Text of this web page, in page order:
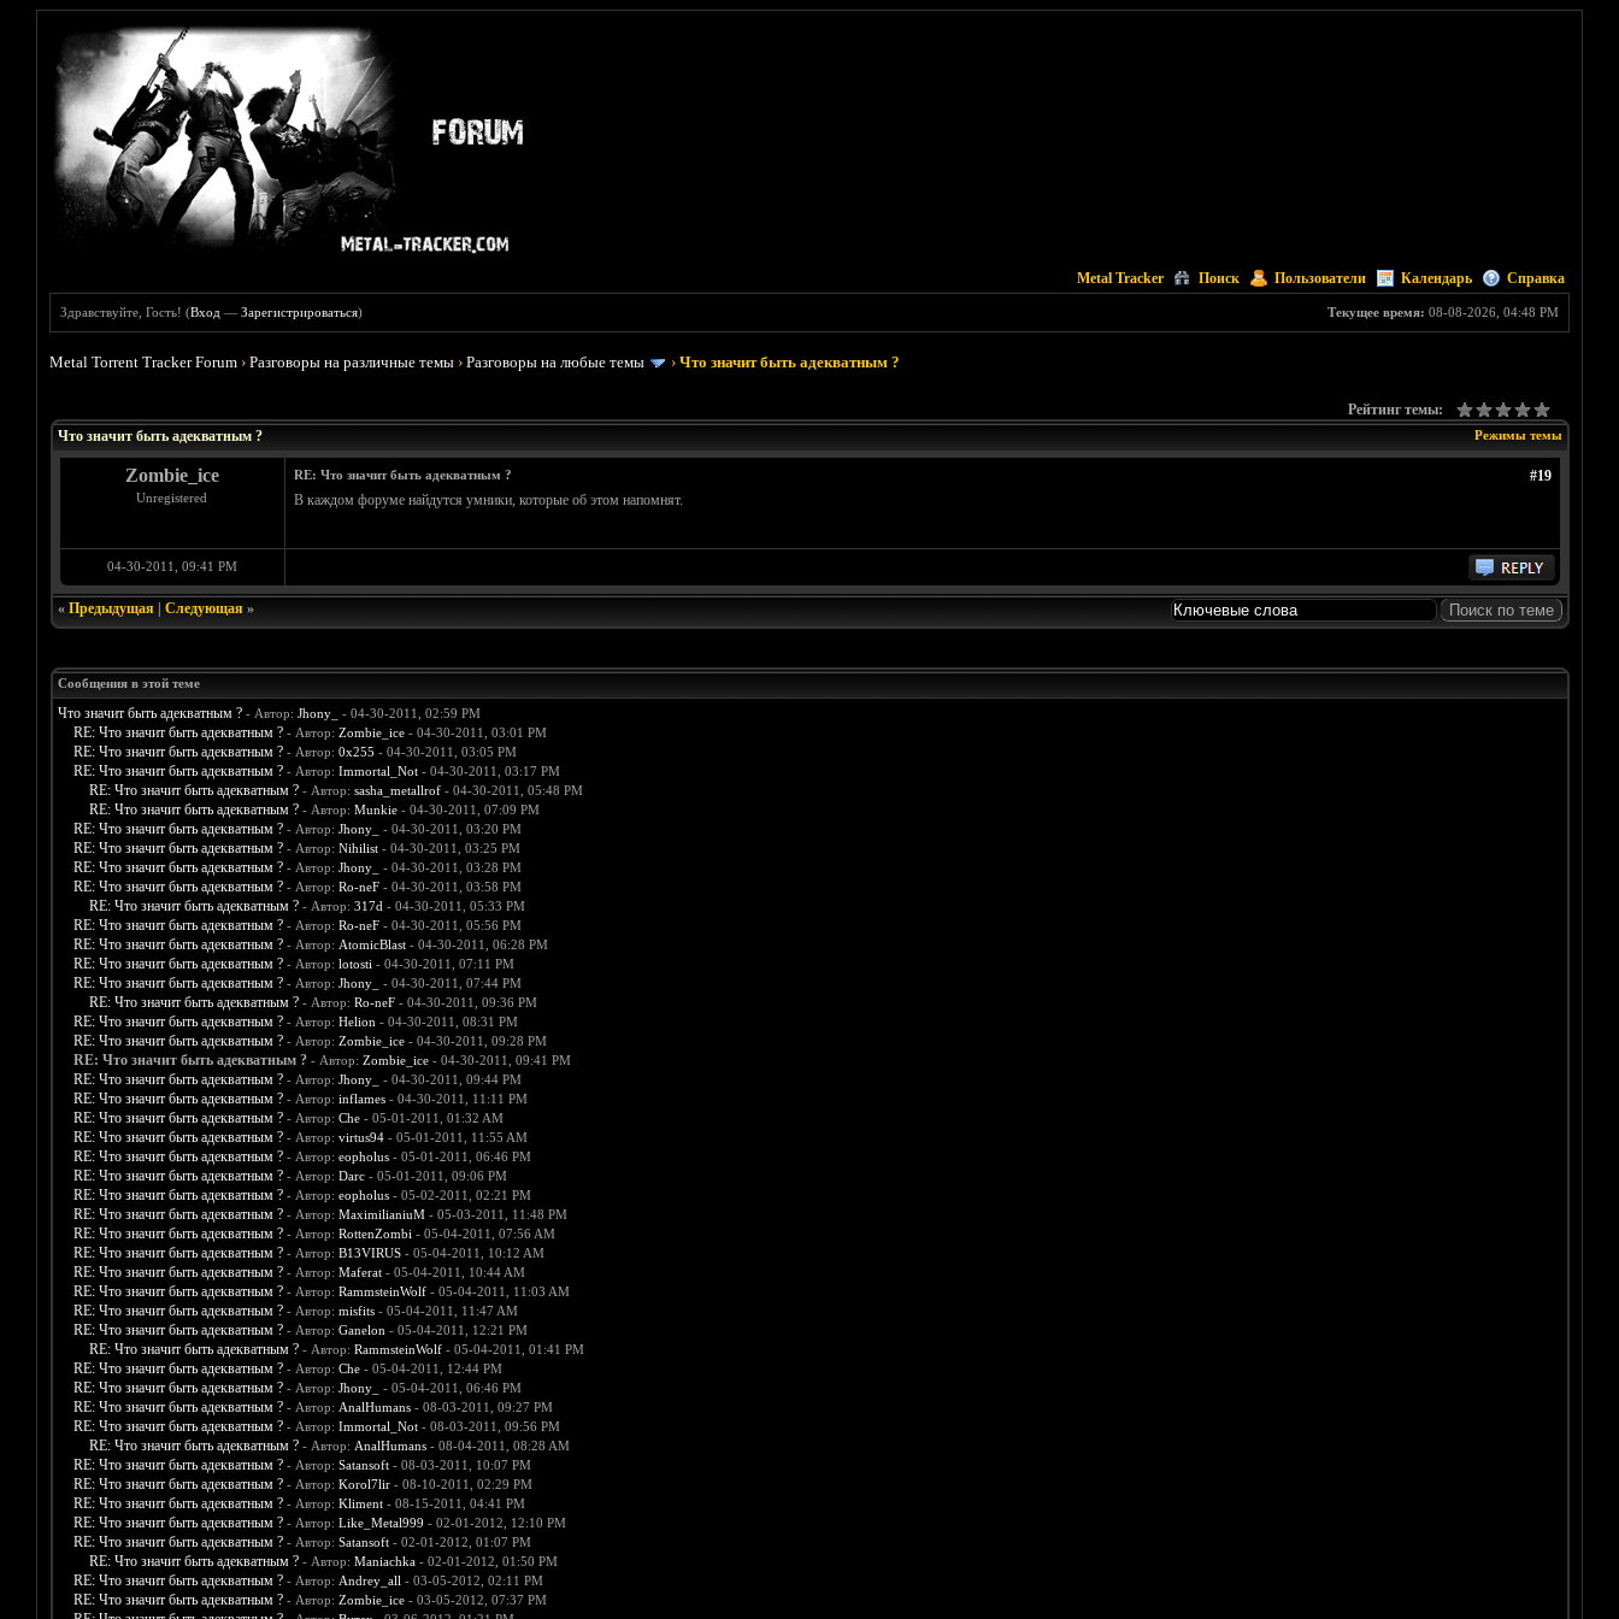
Metal Tracker Поиск Пользователи Календарь Справка
Текущее время: 08-08-2026, 04:48 PM
Здравствуйте, Гость! (Вход —Зарегистрироваться)
Metal Torrent Tracker Forum ›Разговоры на различные темы ›Разговоры на любые темы ›Что значит быть адекватным ?
Рейтинг темы:
Режимы темы
Что значит быть адекватным ?
Zombie_ice
Unregistered
#19
RE: Что значит быть адекватным ?
В каждом форуме найдутся умники, которые об этом напомнят.
04-30-2011, 09:41 PM
« Предыдущая| Следующая»
Сообщения в этой теме
Что значит быть адекватным ? - Автор: Jhony_ - 04-30-2011, 02:59 PM
RE: Что значит быть адекватным ? - Автор: Zombie_ice- 04-30-2011, 03:01 PM
RE: Что значит быть адекватным ? - Автор: 0х255 - 04-30-2011, 03:05 PM
RE: Что значит быть адекватным ? - Автор: Immortal_Not- 04-30-2011, 03:17 PM
RE: Что значит быть адекватным ? - Автор: sasha_metallrof- 04-30-2011, 05:48 PM
RE: Что значит быть адекватным ? - Автор: Munkie- 04-30-2011, 07:09 PM
RE: Что значит быть адекватным ? - Автор: Jhony_ - 04-30-2011, 03:20 PM
RE: Что значит быть адекватным ? - Автор: Nihilist- 04-30-2011, 03:25 PM
RE: Что значит быть адекватным ? - Автор: Jhony_ - 04-30-2011, 03:28 PM
RE: Что значит быть адекватным ? - Автор: Ro-neF- 04-30-2011, 03:58 PM
RE: Что значит быть адекватным ? - Автор: 317d - 04-30-2011, 05:33 PM
RE: Что значит быть адекватным ? - Автор: Ro-neF- 04-30-2011, 05:56 PM
RE: Что значит быть адекватным ? - Автор: AtomicBlast- 04-30-2011, 06:28 PM
RE: Что значит быть адекватным ? - Автор: lotosti - 04-30-2011, 07:11 PM
RE: Что значит быть адекватным ? - Автор: Jhony_ - 04-30-2011, 07:44 PM
RE: Что значит быть адекватным ? - Автор: Ro-neF- 04-30-2011, 09:36 PM
RE: Что значит быть адекватным ? - Автор: Helion - 04-30-2011, 08:31 PM
RE: Что значит быть адекватным ? - Автор: Zombie_ice- 04-30-2011, 09:28 PM
RE: Что значит быть адекватным ? - Автор: Zombie_ice- 04-30-2011, 09:41 PM
RE: Что значит быть адекватным ? - Автор: Jhony_ - 04-30-2011, 09:44 PM
RE: Что значит быть адекватным ? - Автор: inflames- 04-30-2011, 11:11 PM
RE: Что значит быть адекватным ? - Автор: Che- 05-01-2011, 01:32 AM
RE: Что значит быть адекватным ? - Автор: virtus94- 05-01-2011, 11:55 AM
RE: Что значит быть адекватным ? - Автор: eopholus- 05-01-2011, 06:46 PM
RE: Что значит быть адекватным ? - Автор: Darc- 05-01-2011, 09:06 PM
RE: Что значит быть адекватным ? - Автор: eopholus- 05-02-2011, 02:21 PM
RE: Что значит быть адекватным ? - Автор: MaximilianiuM- 05-03-2011, 11:48 PM
RE: Что значит быть адекватным ? - Автор: RottenZombi - 05-04-2011, 07:56 AM
RE: Что значит быть адекватным ? - Автор: B13VIRUS- 05-04-2011, 10:12 AM
RE: Что значит быть адекватным ? - Автор: Maferat- 05-04-2011, 10:44 AM
RE: Что значит быть адекватным ? - Автор: RammsteinWolf- 05-04-2011, 11:03 AM
RE: Что значит быть адекватным ? - Автор: misfits- 05-04-2011, 11:47 AM
RE: Что значит быть адекватным ? - Автор: Ganelon - 05-04-2011, 12:21 PM
RE: Что значит быть адекватным ? - Автор: RammsteinWolf- 05-04-2011, 01:41 PM
RE: Что значит быть адекватным ? - Автор: Che- 05-04-2011, 12:44 PM
RE: Что значит быть адекватным ? - Автор: Jhony_ - 05-04-2011, 06:46 PM
RE: Что значит быть адекватным ? - Автор: AnalHumans- 08-03-2011, 09:27 PM
RE: Что значит быть адекватным ? - Автор: Immortal_Not- 08-03-2011, 09:56 PM
RE: Что значит быть адекватным ? - Автор: AnalHumans- 08-04-2011, 08:28 AM
RE: Что значит быть адекватным ? - Автор: Satansoft- 08-03-2011, 10:07 PM
RE: Что значит быть адекватным ? - Автор: Korol7lir- 08-10-2011, 02:29 PM
RE: Что значит быть адекватным ? - Автор: Kliment- 08-15-2011, 04:41 PM
RE: Что значит быть адекватным ? - Автор: Like_Metal999 - 02-01-2012, 12:10 PM
RE: Что значит быть адекватным ? - Автор: Satansoft- 02-01-2012, 01:07 PM
RE: Что значит быть адекватным ? - Автор: Maniachka- 02-01-2012, 01:50 PM
RE: Что значит быть адекватным ? - Автор: Andrey_all - 03-05-2012, 02:11 PM
RE: Что значит быть адекватным ? - Автор: Zombie_ice- 03-05-2012, 07:37 PM